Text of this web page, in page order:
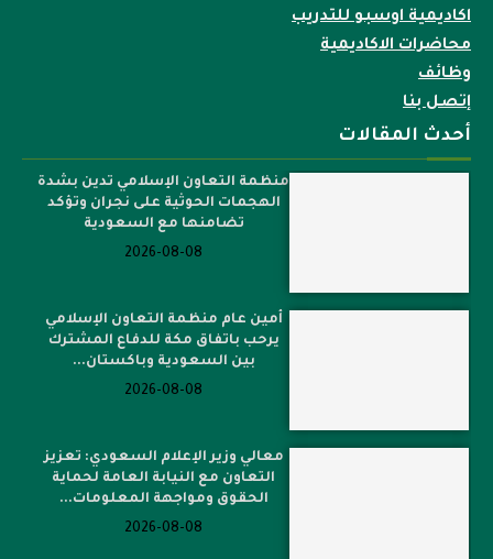
اكاديمية اوسبو للتدريب
محاضرات الاكاديمية
وظائف
إتصل بنا
أحدث المقالات
منظمة التعاون الإسلامي تدين بشدة
الهجمات الحوثية على نجران وتؤكد
تضامنها مع السعودية
2026-08-08
أمين عام منظمة التعاون الإسلامي
يرحب باتفاق مكة للدفاع المشترك
بين السعودية وباكستان...
2026-08-08
معالي وزير الإعلام السعودي: تعزيز
التعاون مع النيابة العامة لحماية
الحقوق ومواجهة المعلومات...
2026-08-08